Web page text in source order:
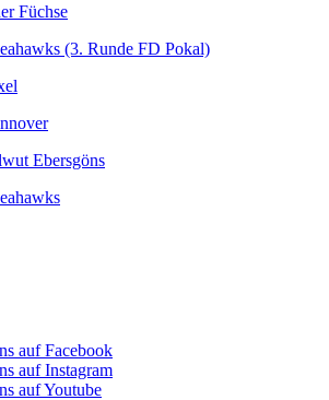
Füchse
(3. Runde FD Pokal)
Ebersgöns
auf Facebook
auf Instagram
auf Youtube